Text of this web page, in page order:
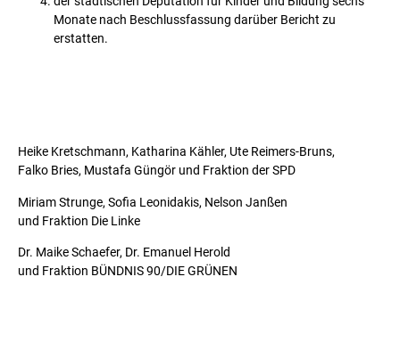
Monate nach Beschlussfassung darüber Bericht zu
erstatten.
Heike Kretschmann, Katharina Kähler, Ute Reimers-Bruns,
Falko Bries, Mustafa Güngör und Fraktion der SPD
Miriam Strunge, Sofia Leonidakis, Nelson Janßen
und Fraktion Die Linke
Dr. Maike Schaefer, Dr. Emanuel Herold
und Fraktion BÜNDNIS 90/DIE GRÜNEN